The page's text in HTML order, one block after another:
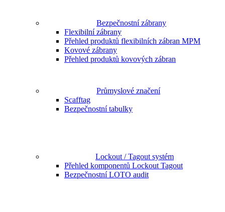
Bezpečnostní zábrany
Flexibilní zábrany
Přehled produktů flexibilních zábran MPM
Kovové zábrany
Přehled produktů kovových zábran
Průmyslové značení
Scafftag
Bezpečnostní tabulky
Lockout / Tagout systém
Přehled komponentů Lockout Tagout
Bezpečnostní LOTO audit